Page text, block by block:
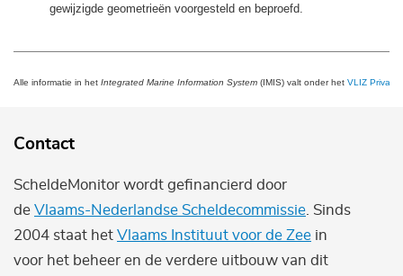
gewijzigde geometrieën voorgesteld en beproefd.
Alle informatie in het Integrated Marine Information System (IMIS) valt onder het VLIZ Privacy
Contact
ScheldeMonitor wordt gefinancierd door
de Vlaams-Nederlandse Scheldecommissie . Sinds
2004 staat het Vlaams Instituut voor de Zee in
voor het beheer en de verdere uitbouw van dit